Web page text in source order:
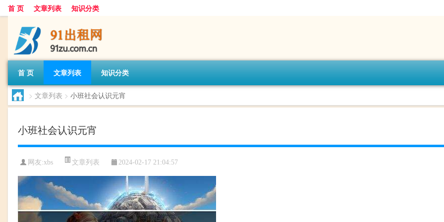
首 页 文章列表 知识分类
首 页 文章列表 知识分类
> 文章列表 > 小班社会认识元宵
小班社会认识元宵
网友:xbs 文章列表 2024-02-17 21:04:57